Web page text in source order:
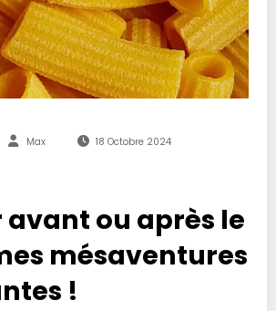
Max 18 Octobre 2024
avant ou après le
mésaventures
!